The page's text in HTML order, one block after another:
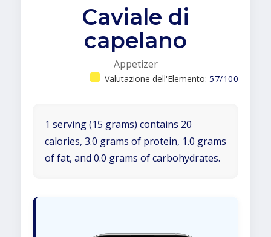
Caviale di
capelano
Appetizer
Valutazione dell'Elemento: 57/100
1 serving (15 grams) contains 20
calories, 3.0 grams of protein, 1.0 grams
of fat, and 0.0 grams of carbohydrates.